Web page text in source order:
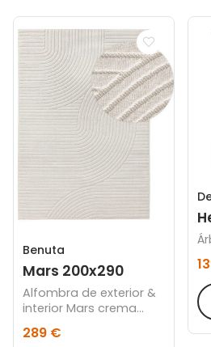
Benuta
Mars 200x290
Alfombra de exterior &
interior Mars crema
200x290
289 €